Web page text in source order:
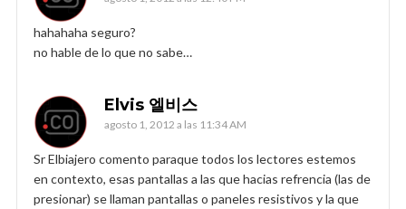
hahahaha seguro?
no hable de lo que no sabe…
Elvis 엘비스
agosto 1, 2012 a las 11:34 AM
Sr Elbiajero comento paraque todos los lectores estemos
en contexto, esas pantallas a las que hacias refrencia (las de
presionar) se llaman pantallas o paneles resistivos y la que